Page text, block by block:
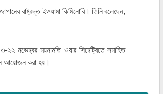
রাষ্ট্রদূত ইওয়ামা কিমিনোরি। তিনি বলেছেন,
২২ নভেম্বর ময়নামতি ওয়ার সিমেট্রিতে সমাহিত
আয়োজন করা হয়।